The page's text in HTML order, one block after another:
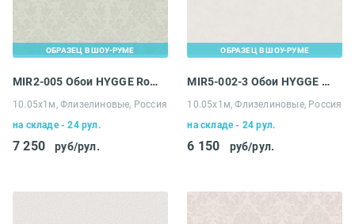
ОБРАЗЕЦ В ШОУ-РУМЕ
MIR2-005 Обои HYGGE Roll Made in Russia
10.05х1м, Флизелиновые, Россия
на складе - 24 рул.
7 250 руб/рул.
ОБРАЗЕЦ В ШОУ-РУМЕ
MIR5-002-3 Обои HYGGE Roll Made in Russia
10.05х1м, Флизелиновые, Россия
на складе - 24 рул.
6 150 руб/рул.